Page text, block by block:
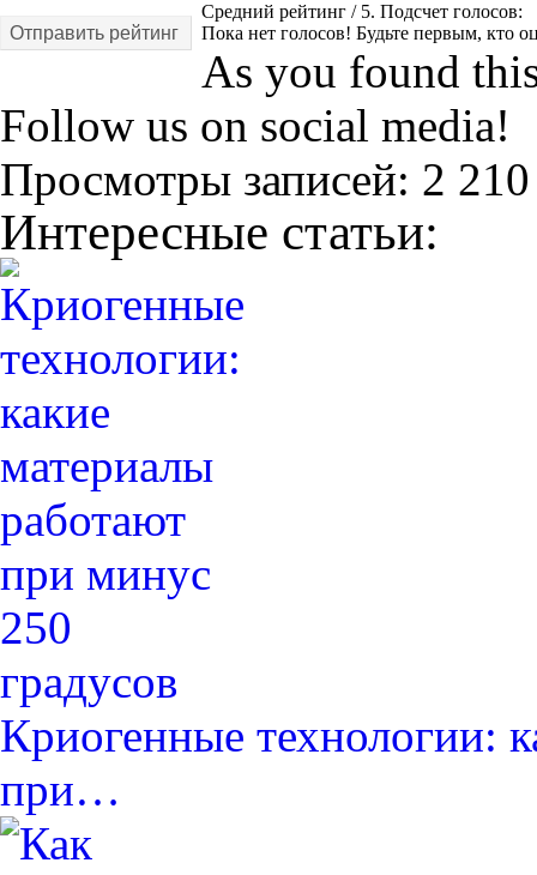
Отправить рейтинг
Средний рейтинг / 5. Подсчет голосов:
Пока нет голосов! Будьте первым, кто
As you found
Follow us on social media!
Просмотры записей: 2 210
Интересные статьи:
Криогенные технологии:
при…